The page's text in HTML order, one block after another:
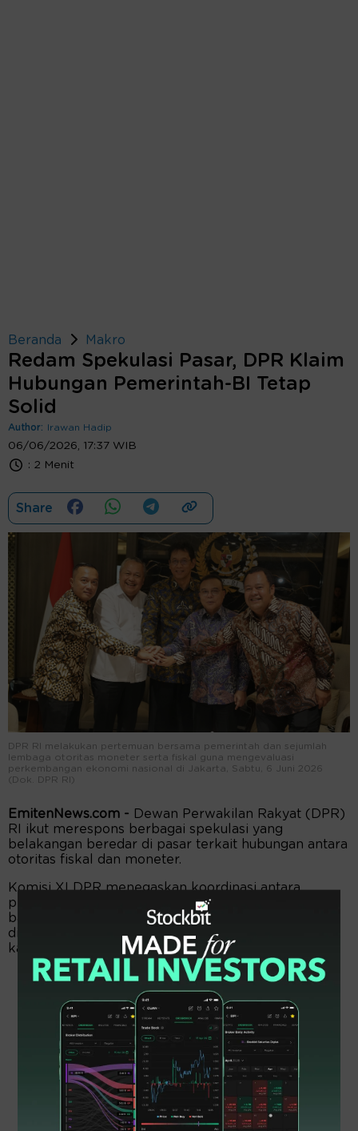
Beranda Makro
Redam Spekulasi Pasar, DPR Klaim
Hubungan Pemerintah-BI Tetap
Solid
Author: Irawan Hadip
06/06/2026, 17:37 WIB
: 2 Menit
Share
DPR RI melakukan pertemuan bersama pemerintah dan sejumlah
lembaga otoritas moneter serta fiskal guna mengevaluasi
perkembangan ekonomi nasional di Jakarta, Sabtu, 6 Juni 2026
(Dok. DPR RI)
EmitenNews.com -
Dewan Perwakilan Rakyat (DPR)
RI ikut merespons berbagai spekulasi yang
belakangan beredar di pasar terkait hubungan antara
otoritas fiskal dan moneter.
Komisi XI DPR menegaskan koordinasi antara
pemerintah dan Bank Indonesia (BI) tetap berjalan
baik, sekaligus meminta komunikasi kepada publik
diperkuat agar tidak memicu persepsi negatif di
kalangan pelaku pasar.